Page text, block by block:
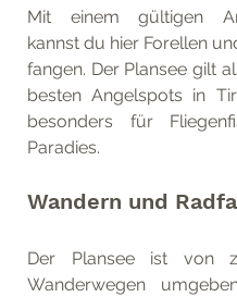
Mit einem gültigen
kannst du hier Forellen
fangen. Der Plansee gilt
besten Angelspots in
besonders für
Paradies.
Wandern und
Der Plansee ist von
Wanderwegen